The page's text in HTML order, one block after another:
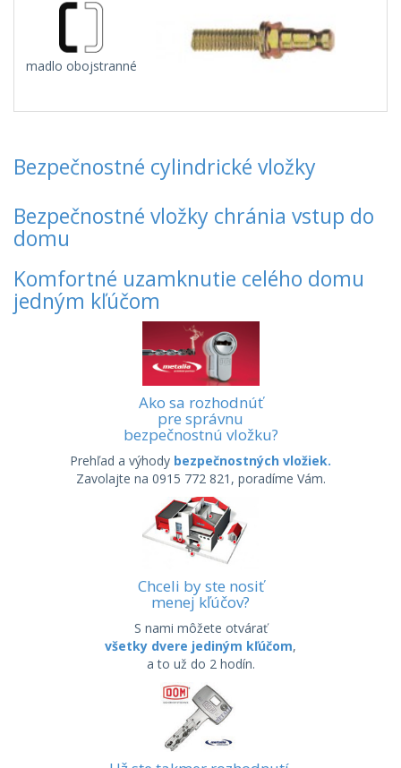
madlo obojstranné
Bezpečnostné cylindrické vložky
Bezpečnostné vložky chránia vstup do
domu
Komfortné uzamknutie celého domu
jedným kľúčom
Ako sa rozhodnúť
pre správnu
bezpečnostnú vložku?
Prehľad a výhody bezpečnostných vložiek.
Zavolajte na 0915 772 821, poradíme Vám.
Chceli by ste nosiť
menej kľúčov?
S nami môžete otvárať
všetky dvere jediným kľúčom,
a to už do 2 hodín.